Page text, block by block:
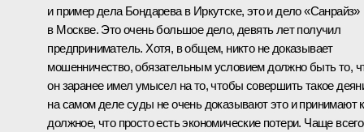
и пример дела Бондарева в Иркутске, это и дело «Санрайз»
в Москве. Это очень большое дело, девять лет получил
предприниматель. Хотя, в общем, никто не доказывает
мошенничество, обязательным условием должно быть то,
он заранее имел умысел на то, чтобы совершить такое
на самом деле суды не очень доказывают это и принимают
должное, что просто есть экономические потери. Чаще всего